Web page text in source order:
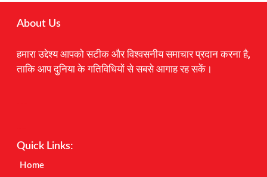
About Us
हमारा उद्देश्य आपको सटीक और विश्वसनीय समाचार प्रदान करना है,
ताकि आप दुनिया के गतिविधियों से सबसे आगाह रह सकें।
Quick Links:
Home